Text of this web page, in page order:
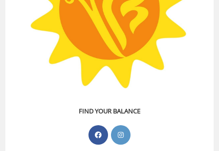
FIND YOUR BALANCE